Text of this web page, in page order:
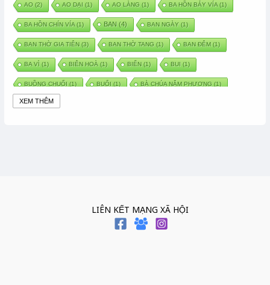
AO (2) AO DẠI (1) AO LÀNG (1) BA HỒN BẢY VÍA(1)
BA HỒN CHÍN VÍA(1) BAN (4) BAN NGÀY (1)
BAN THỜ GIA TIÊN (3) BAN THỜ TANG (1) BAN ĐÊM(1)
BA VÌ (1) BIÊN HOÀ (1) BIỂN (1) BUI (1)
BUỒNG CHUỐI (1) BUỔI (1) BÀ CHÚA NĂM PHƯƠNG (1)
BÀ CHÚA THÀNH ĐÔNG
BÁNH TRÁNG (1) BÁNH TRÔI BÁNH CHAY
XEM THÊM
LIÊN KẾT MẠNG XÃ HỘI